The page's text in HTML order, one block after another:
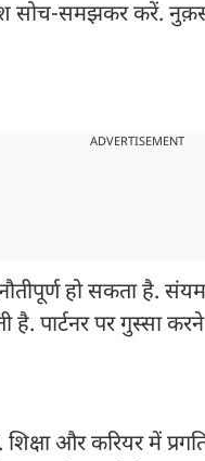
सोच-समझकर करें.
ADVERTISEMENT
हो सकता है.
है. पार्टनर पर गुस्सा
और करियर में